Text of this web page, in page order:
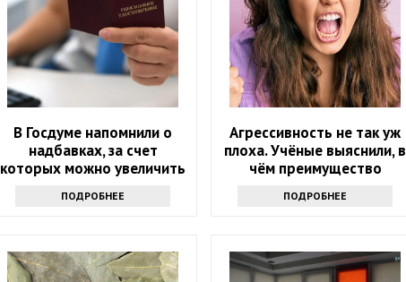
В Госдуме напомнили о
надбавках, за счет
которых можно увеличить
ПОДРОБНЕЕ
Агрессивность не так уж
плоха. Учёные выяснили, в
чём преимущество
ПОДРОБНЕЕ